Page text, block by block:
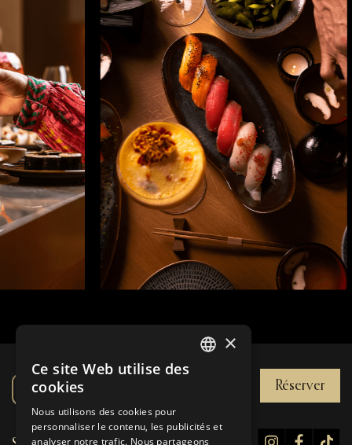
Réserver
×
Ce site Web utilise des
cookies
Nous utilisons des cookies pour
personnaliser le contenu, les publicités et
analyser notre trafic. Nous partageons